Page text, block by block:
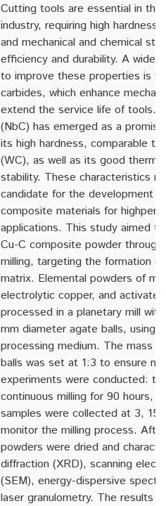
Cutting tools are essential in the
industry, requiring high
and mechanical and chemical
efficiency and durability. A
to improve these properties is
carbides, which enhance
extend the service life of tools.
(NbC) has emerged as a
its high hardness, comparable
(WC), as well as its good
stability. These characteristics
candidate for the development
composite materials for
applications. This study aimed
Cu-C composite powder through
milling, targeting the formation
matrix. Elemental powders of
electrolytic copper, and
processed in a planetary mill
mm diameter agate balls, using
processing medium. The mass
balls was set at 1:3 to ensure
experiments were conducted:
continuous milling for 90 hours,
samples were collected at 3,
monitor the milling process.
powders were dried and
diffraction (XRD), scanning
(SEM), energy-dispersive
laser granulometry. The results